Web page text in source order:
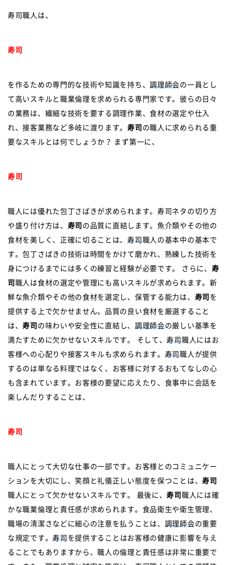
寿司職人は、
寿司
を作るための専門的な技術や知識を持ち、調理師会の一員とし
て高いスキルと職業倫理を求められる専門家です。彼らの日々
の業務は、繊細な技術を要する調理作業、食材の選定や仕入
れ、接客業務など多岐に渡ります。寿司 の職人に求められる重
要なスキルとは何でしょうか？ まず第一に、
寿司
職人には優れた包丁さばきが求められます。寿司ネタの切り方
や盛り付け方は、 寿司 の品質に直結します。魚介類やその他の
食材を美しく、正確に切ることは、寿司職人の基本中の基本で
す。包丁さばきの技術は時間をかけて磨かれ、熟練した技術を
身につけるまでには多くの練習と経験が必要です。 さらに、 寿
司 職人は食材の選定や管理にも高いスキルが求められます。新
鮮な魚介類やその他の食材を選定し、保管する能力は、 寿司 を
提供する上で欠かせません。品質の良い食材を厳選すること
は、寿司 の味わいや安全性に直結し、 調理師会の厳しい基準を
満たすために欠かせないスキルです。 そして、寿司職人にはお
客様への心配りや接客スキルも求められます。 寿司職人が提供
するのは単なる料理ではなく、お客様に対するおもてなしの心
も含まれています。お客様の要望に応えたり、食事中に会話を
楽しんだりすることは、
寿司
職人にとって大切な仕事の一部です。お客様とのコミュニケー
ションを大切にし、笑顔と礼儀正しい態度を保つことは、寿司
職人にとって欠かせないスキルです。 最後に、寿司 職人には確
かな職業倫理と責任感が求められます。食品衛生や衛生管理、
職場の清潔さなどに細心の注意を払うことは、 調理師会の重要
な規定です。寿司を提供することはお客様の健康に影響を与え
ることでもありますから、職人の倫理と責任感は非常に重要で